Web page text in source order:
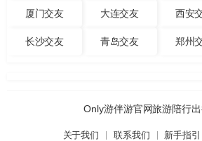
厦门交友 大连交友 西安
长沙交友 青岛交友 郑州
Only游伴游官网旅游陪行
关于我们 联系我们 新手指引